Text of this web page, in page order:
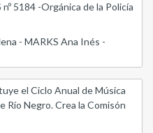
5184 -Orgánica de la Policía
- MARKS Ana Inés -
el Ciclo Anual de Música
Río Negro. Crea la Comisón